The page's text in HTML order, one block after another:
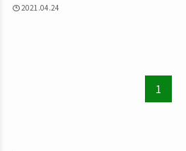
2021.04.24
1